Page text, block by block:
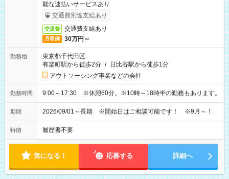
能な速払いサービスあり
交通費別途支給あり
交通費 交通費支給あり
月収例 30万円～
勤務地
東京都千代田区
有楽町駅から徒歩2分 / 日比谷駅から徒歩1分
アウトソーシング事業などの会社
勤務時間 9:00～17:30 ※休憩60分。※10時～18時半の勤務もあります。
期間 2026/09/01～長期 ※開始日はご相談可能です！ ※9月～！
特徴 履歴書不要
気になる！ 応募する 詳細へ